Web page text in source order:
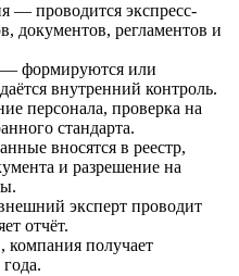
— проводится экспресс-
документов, регламентов и
— формируются или
внутренний контроль.
персонала, проверка на
стандарта.
вносятся в реестр,
и разрешение на
эксперт проводит
отчёт.
компания получает